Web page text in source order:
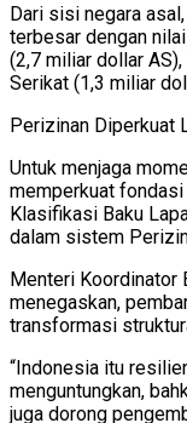
Dari sisi negara
terbesar dengan
(2,7 miliar dollar
Serikat (1,3 miliar
Perizinan Diperkuat
Untuk menjaga
memperkuat
Klasifikasi Baku
dalam sistem
Menteri Koordinator
menegaskan,
transformasi
“Indonesia itu
menguntungkan,
juga dorong